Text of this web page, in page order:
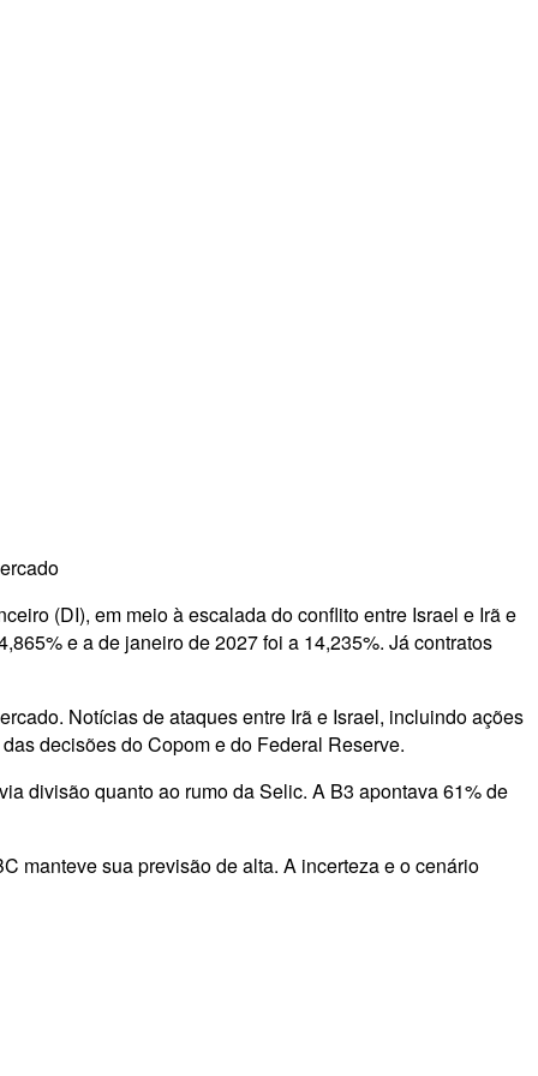
(DI), em meio à escalada do conflito entre Israel e Irã e
e a de janeiro de 2027 foi a 14,235%. Já contratos
Notícias de ataques entre Irã e Israel, incluindo ações
decisões do Copom e do Federal Reserve.
divisão quanto ao rumo da Selic. A B3 apontava 61% de
manteve sua previsão de alta. A incerteza e o cenário